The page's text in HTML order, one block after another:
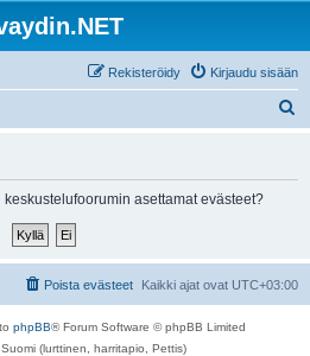
Kirjaudu sisään
Rekisteröidy
asettamat evästeet?
Kaikki ajat ovat UTC+03:00
Poista evästeet
phpBB® Forum Software © phpBB Limited
(lurttinen, harritapio, Pettis)